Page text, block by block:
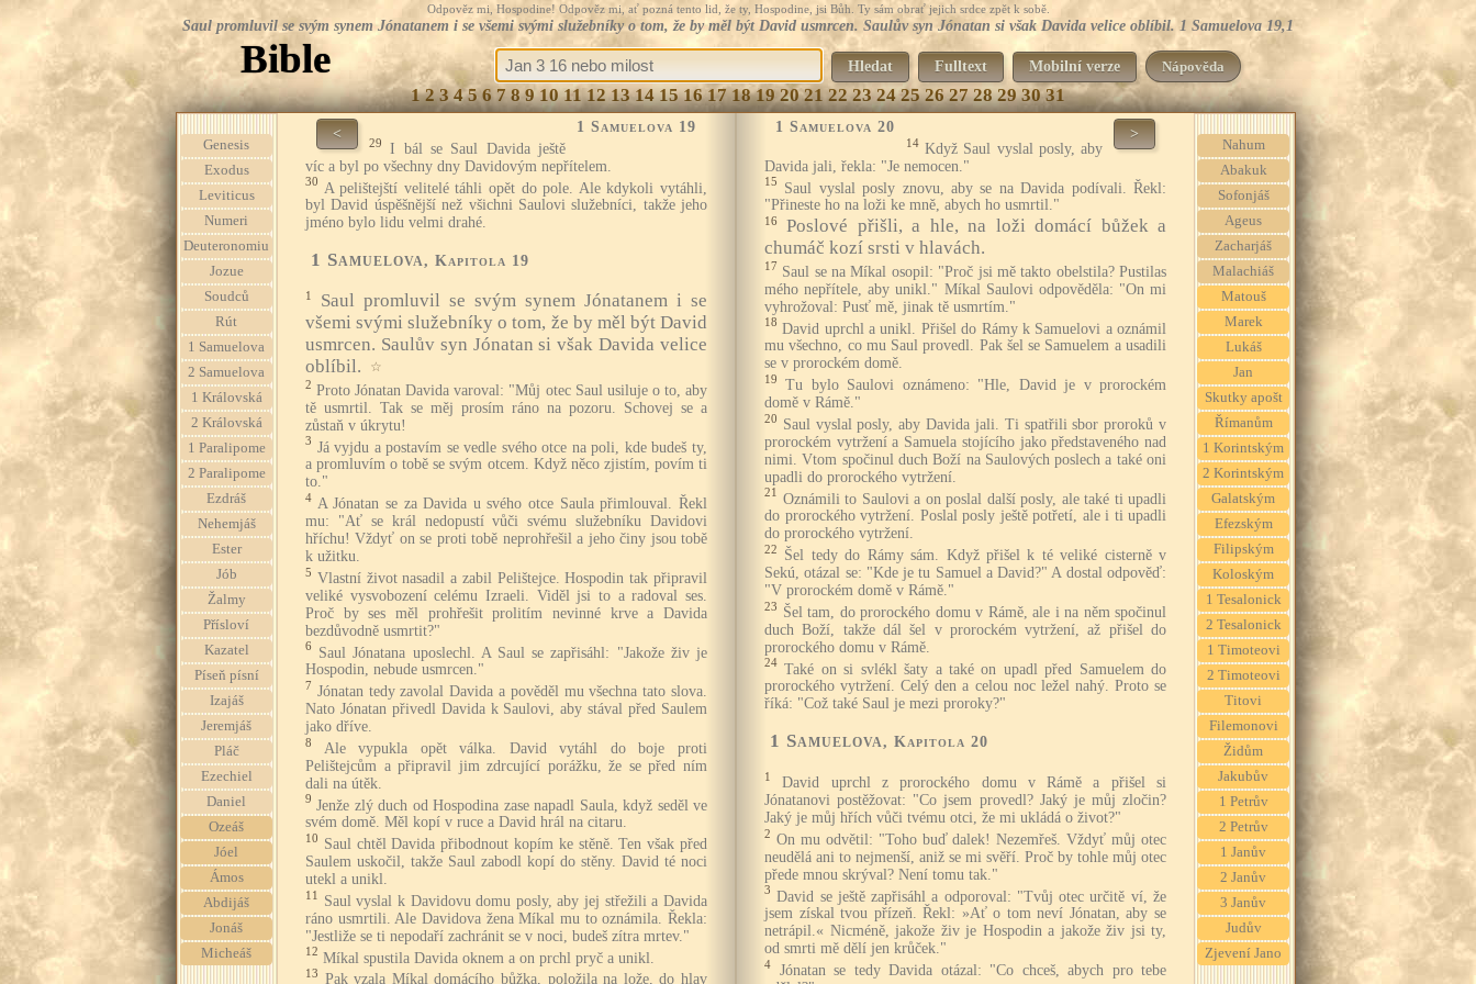
Odpověz mi, Hospodine! Odpověz mi, ať pozná tento lid, že ty, Hospodine, jsi Bůh. Ty sám obrať jejich srdce zpět k sobě.
Saul promluvil se svým synem Jónatanem i se všemi svými služebníky o tom, že by měl být David usmrcen. Saulův syn Jónatan si však Davida velice oblíbil. 1 Samuelova 19,1
Bible Hledat Fulltext Mobilní verze Nápověda
1 2 3 4 5 6 7 8 9 10 11 12 13 14 15 16 17 18 19 20 21 22 23 24 25 26 27 28 29 30 31
Genesis
Exodus
Leviticus
Numeri
Deuteronomiu
Jozue
Soudců
Rút
1 Samuelova
2 Samuelova
1 Královská
2 Královská
1 Paralipome
2 Paralipome
Ezdráš
Nehemjáš
Ester
Jób
Žalmy
Přísloví
Kazatel
Píseň písní
Izajáš
Jeremjáš
Pláč
Ezechiel
Daniel
Ozeáš
Jóel
Ámos
Abdijáš
Jonáš
Micheáš
< 1 Samuelova 19
29
I bál se Saul Davida ještě
víc a byl po všechny dny Davidovým nepřítelem.
30 A pelištejští velitelé táhli opět do pole. Ale kdykoli vytáhli,
byl David úspěšnější než všichni Saulovi služebníci, takže jeho
jméno bylo lidu velmi drahé.
1 Samuelova, Kapitola 19
1
Saul promluvil se svým synem Jónatanem i se
všemi svými služebníky o tom, že by měl být David
usmrcen. Saulův syn Jónatan si však Davida velice
oblíbil.
☆
2 Proto Jónatan Davida varoval: "Můj otec Saul usiluje o to, aby
tě usmrtil. Tak se měj prosím ráno na pozoru. Schovej se a
zůstaň v úkrytu!
3 Já vyjdu a postavím se vedle svého otce na poli, kde budeš ty,
a promluvím o tobě se svým otcem. Když něco zjistím, povím ti
to."
4 A Jónatan se za Davida u svého otce Saula přimlouval. Řekl
mu: "Ať se král nedopustí vůči svému služebníku Davidovi
hříchu! Vždyť on se proti tobě neprohřešil a jeho činy jsou tobě
k užitku.
5 Vlastní život nasadil a zabil Pelištejce. Hospodin tak připravil
veliké vysvobození celému Izraeli. Viděl jsi to a radoval ses.
Proč by ses měl prohřešit prolitím nevinné krve a Davida
bezdůvodně usmrtit?"
6
Saul Jónatana uposlechl. A Saul se zapřisáhl: "Jakože živ je
Hospodin, nebude usmrcen."
7 Jónatan tedy zavolal Davida a pověděl mu všechna tato slova.
Nato Jónatan přivedl Davida k Saulovi, aby stával před Saulem
jako dříve.
8
Ale vypukla opět válka. David vytáhl do boje proti
Pelištejcům a připravil jim zdrcující porážku, že se před ním
dali na útěk.
9 Jenže zlý duch od Hospodina zase napadl Saula, když seděl ve
svém domě. Měl kopí v ruce a David hrál na citaru.
10 Saul chtěl Davida přibodnout kopím ke stěně. Ten však před
Saulem uskočil, takže Saul zabodl kopí do stěny. David té noci
utekl a unikl.
11
Saul vyslal k Davidovu domu posly, aby jej střežili a Davida
ráno usmrtili. Ale Davidova žena Míkal mu to oznámila. Řekla:
"Jestliže se ti nepodaří zachránit se v noci, budeš zítra mrtev."
12 Míkal spustila Davida oknem a on prchl pryč a unikl.
13 Pak vzala Míkal domácího bůžka, položila na lože, do hlav
1 Samuelova 20 >
14 Když Saul vyslal posly, aby
Davida jali, řekla: "Je nemocen."
15
Saul vyslal posly znovu, aby se na Davida podívali. Řekl:
"Přineste ho na loži ke mně, abych ho usmrtil."
16
Poslové přišli, a hle, na loži domácí bůžek a
chumáč kozí srsti v hlavách.
17 Saul se na Míkal osopil: "Proč jsi mě takto obelstila? Pustilas
mého nepřítele, aby unikl." Míkal Saulovi odpověděla: "On mi
vyhrožoval: Pusť mě, jinak tě usmrtím."
18 David uprchl a unikl. Přišel do Rámy k Samuelovi a oznámil
mu všechno, co mu Saul provedl. Pak šel se Samuelem a usadili
se v prorockém domě.
19
Tu bylo Saulovi oznámeno: "Hle, David je v prorockém
domě v Rámě."
20 Saul vyslal posly, aby Davida jali. Ti spatřili sbor proroků v
prorockém vytržení a Samuela stojícího jako představeného nad
nimi. Vtom spočinul duch Boží na Saulových poslech a také oni
upadli do prorockého vytržení.
21 Oznámili to Saulovi a on poslal další posly, ale také ti upadli
do prorockého vytržení. Poslal posly ještě potřetí, ale i ti upadli
do prorockého vytržení.
22
Šel tedy do Rámy sám. Když přišel k té veliké cisterně v
Sekú, otázal se: "Kde je tu Samuel a David?" A dostal odpověď:
"V prorockém domě v Rámě."
23 Šel tam, do prorockého domu v Rámě, ale i na něm spočinul
duch Boží, takže dál šel v prorockém vytržení, až přišel do
prorockého domu v Rámě.
24 Také on si svlékl šaty a také on upadl před Samuelem do
prorockého vytržení. Celý den a celou noc ležel nahý. Proto se
říká: "Což také Saul je mezi proroky?"
1 Samuelova, Kapitola 20
1
David uprchl z prorockého domu v Rámě a přišel si
Jónatanovi postěžovat: "Co jsem provedl? Jaký je můj zločin?
Jaký je můj hřích vůči tvému otci, že mi ukládá o život?"
2 On mu odvětil: "Toho buď dalek! Nezemřeš. Vždyť můj otec
neudělá ani to nejmenší, aniž se mi svěří. Proč by tohle můj otec
přede mnou skrýval? Není tomu tak."
3 David se ještě zapřisáhl a odporoval: "Tvůj otec určitě ví, že
jsem získal tvou přízeň. Řekl: »Ať o tom neví Jónatan, aby se
netrápil.« Nicméně, jakože živ je Hospodin a jakože živ jsi ty,
od smrti mě dělí jen krůček."
4
Jónatan se tedy Davida otázal: "Co chceš, abych pro tebe
Nahum
Abakuk
Sofonjáš
Ageus
Zacharjáš
Malachiáš
Matouš
Marek
Lukáš
Jan
Skutky apošt
Římanům
1 Korintským
2 Korintským
Galatským
Efezským
Filipským
Koloským
1 Tesalonick
2 Tesalonick
1 Timoteovi
2 Timoteovi
Titovi
Filemonovi
Židům
Jakubův
1 Petrův
2 Petrův
1 Janův
2 Janův
3 Janův
Judův
Zjevení Jano